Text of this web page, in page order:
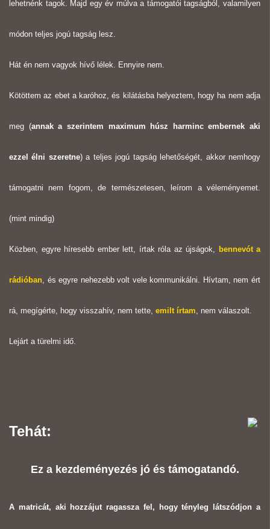
lehetnénk tagok. Majd egy év múlva a támogatói tagságból, valamilyen
módon teljes jogú tagság lesz.
Hát én nem vagyok hívő lélek. Ennyire nem.
Kötöttem az ebet a karóhoz, és kilátásba helyeztem, hogy ha nem adja
meg (annak a szerintem maximum húsz harminc embernek aki
ezzel élni szeretne) a teljes jogú tagság lehetőségét, akkor nemhogy
támogatni nem fogom, de természetesen, leírom a véleményemet.
(mint mindig)
Közben, egyre híresebb ember lett, írtak róla az újságok, bennevót a
rádióban, és egyre nehezebb volt vele kommunikálni. Hívtam, nem ért
rá, megígérte, hogy visszahív, nem tette, emilt írtam, nem válaszolt.
Lejárt a türelmi idő.
Tehát:
Ez a kezdeményezés jó és támogatandó.
A matricát, aki hozzájut ragassza fel, hogy tényleg látszódjon a